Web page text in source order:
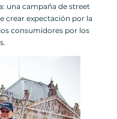
una campaña de street
crear expectación por la
consumidores por los